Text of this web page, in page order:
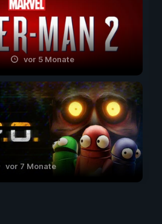
vor 5 Monate
vor 7 Monate